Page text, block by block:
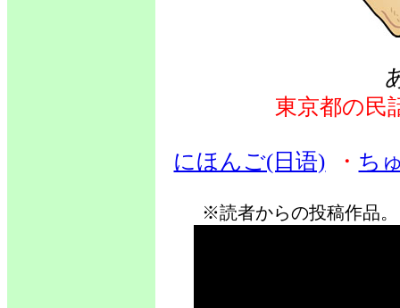
東京都の民
にほんご(日语) ・ ち
※読者からの投稿作品